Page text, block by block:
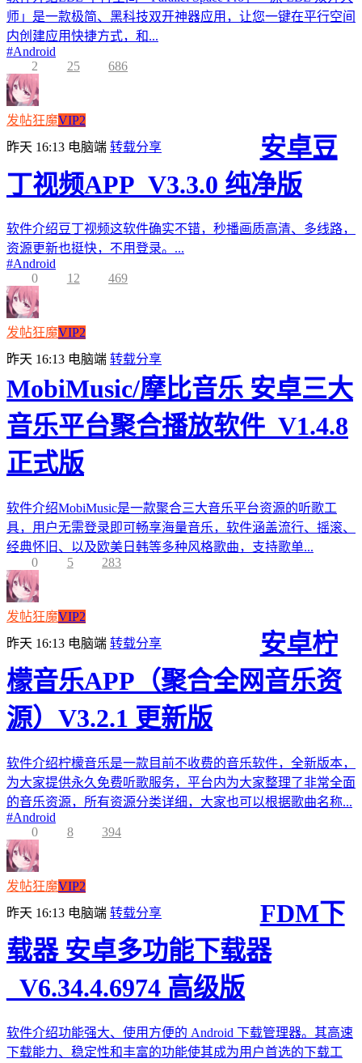
师」是一款极简、黑科技双开神器应用，让您一键在平行空间
内创建应用快捷方式，和...
#Android
2
25 686
发帖狂魔VIP2
昨天 16:13 电脑端 转载分享
安卓豆
丁视频APP_V3.3.0 纯净版
软件介绍豆丁视频这软件确实不错，秒播画质高清、多线路，
资源更新也挺快，不用登录。...
#Android
0
12 469
发帖狂魔VIP2
昨天 16:13 电脑端 转载分享
MobiMusic/摩比音乐 安卓三大
音乐平台聚合播放软件_V1.4.8
正式版
软件介绍MobiMusic是一款聚合三大音乐平台资源的听歌工
具，用户无需登录即可畅享海量音乐，软件涵盖流行、摇滚、
经典怀旧、以及欧美日韩等多种风格歌曲，支持歌单...
0
5 283
发帖狂魔VIP2
昨天 16:13 电脑端 转载分享
安卓柠
檬音乐APP（聚合全网音乐资
源）V3.2.1 更新版
软件介绍柠檬音乐是一款目前不收费的音乐软件，全新版本，
为大家提供永久免费听歌服务，平台内为大家整理了非常全面
的音乐资源，所有资源分类详细，大家也可以根据歌曲名称...
#Android
0
8 394
发帖狂魔VIP2
昨天 16:13 电脑端 转载分享
FDM下
载器 安卓多功能下载器
_V6.34.4.6974 高级版
软件介绍功能强大、使用方便的 Android 下载管理器。其高速
下载能力、稳定性和丰富的功能使其成为用户首选的下载工